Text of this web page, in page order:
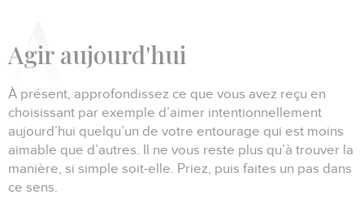
Agir aujourd'hui
À présent, approfondissez ce que vous avez reçu en
choisissant par exemple d’aimer intentionnellement
aujourd’hui quelqu’un de votre entourage qui est moins
aimable que d’autres. Il ne vous reste plus qu’à trouver la
manière, si simple soit-elle. Priez, puis faites un pas dans
ce sens.